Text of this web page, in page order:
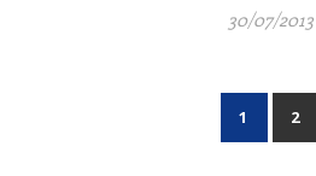
30/07/2013
1 2